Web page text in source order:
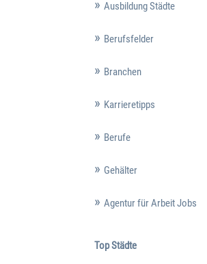
Ausbildung Städte
Berufsfelder
Branchen
Karrieretipps
Berufe
Gehälter
Agentur für Arbeit Jobs
Top Städte